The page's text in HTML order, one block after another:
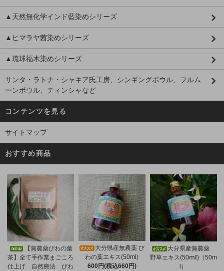
▲天然無化学インド藍染めシリーズ
▲ヒマラヤ茜染めシリーズ
▲琉球福木染めシリーズ
サンタ・ラトナ・シャキア氏工房、シンギングボウル、フルム
ーンボウル、ティンシャなど
コンテンツを見る
サイトマップ
おすすめ商品
【無農薬びわの葉
茶】全て手作業まごころ
仕上げ 自然療法 びわ
大分県産無農薬 び
わの葉エキス(50ml)
600円(税込660円)
大分県産無農薬
野草エキス(50ⅿℓ)（50m
l）